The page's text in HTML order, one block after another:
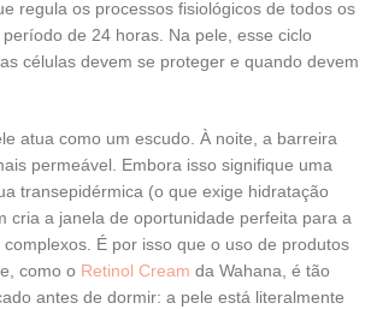
regula os processos fisiológicos de todos os
de 24 horas. Na pele, esse ciclo
células devem se proteger e quando devem
atua como um escudo. À noite, a barreira
permeável. Embora isso signifique uma
transepidérmica (o que exige hidratação
cria a janela de oportunidade perfeita para a
É por isso que o uso de produtos
como o Retinol Cream da Wahana, é tão
antes de dormir: a pele está literalmente